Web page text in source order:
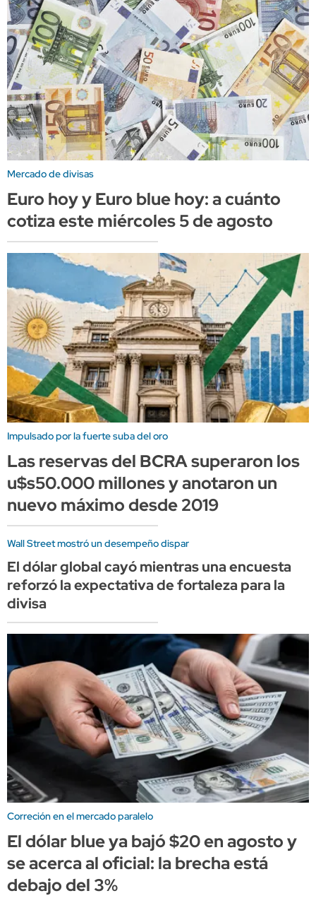
Mercado de divisas
Euro hoy y Euro blue hoy: a cuánto
cotiza este miércoles 5 de agosto
Impulsado por la fuerte suba del oro
Las reservas del BCRA superaron los
u$s50.000 millones y anotaron un
nuevo máximo desde 2019
Wall Street mostró un desempeño dispar
El dólar global cayó mientras una encuesta
reforzó la expectativa de fortaleza para la
divisa
Correción en el mercado paralelo
El dólar blue ya bajó $20 en agosto y
se acerca al oficial: la brecha está
debajo del 3%